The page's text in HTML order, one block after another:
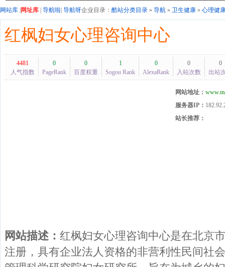
网站库 网址库 导航啦 导航呀企业目录： 酷站分类目录 » 导航 » 卫生健康 » 心理健
红枫妇女心理咨询中心
4481
人气指数
0
PageRank
0
百度权重
1
Sogou Rank
0
AlexaRank
0
入站次数
0
出站
网站地址：
服务器IP：
站长推荐：
网站描述： 红枫妇女心理咨询中心是在北京
注册，具有企业法人资格的非营利性民间社